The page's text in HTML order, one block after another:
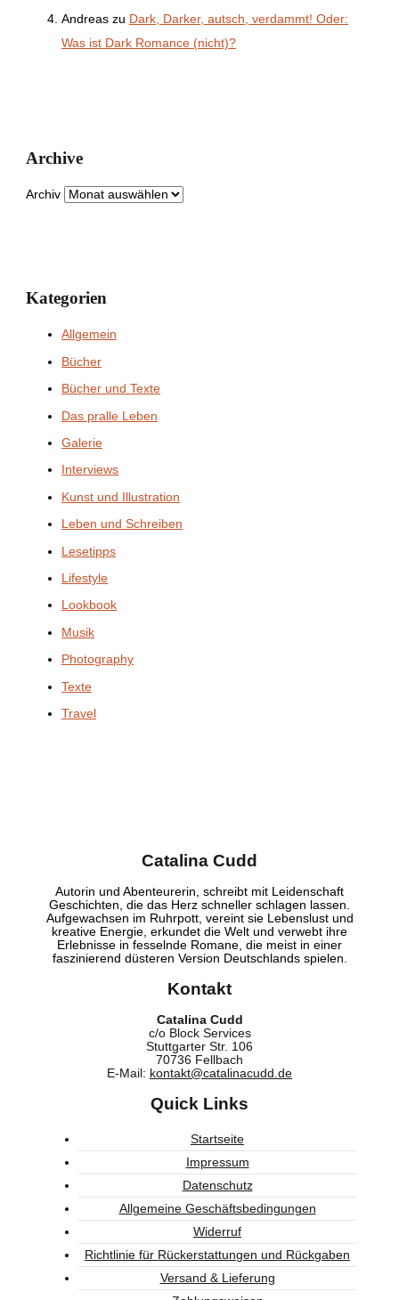
Andreas zu Dark, Darker, autsch, verdammt! Oder:
Was ist Dark Romance (nicht)?
Archive
Archiv
Kategorien
Allgemein
Bücher
Bücher und Texte
Das pralle Leben
Galerie
Interviews
Kunst und Illustration
Leben und Schreiben
Lesetipps
Lifestyle
Lookbook
Musik
Photography
Texte
Travel
Catalina Cudd
Autorin und Abenteurerin, schreibt mit Leidenschaft
Geschichten, die das Herz schneller schlagen lassen.
Aufgewachsen im Ruhrpott, vereint sie Lebenslust und
kreative Energie, erkundet die Welt und verwebt ihre
Erlebnisse in fesselnde Romane, die meist in einer
faszinierend düsteren Version Deutschlands spielen.
Kontakt
Catalina Cudd
c/o Block Services
Stuttgarter Str. 106
70736 Fellbach
E-Mail: kontakt@catalinacudd.de
Quick Links
Startseite
Impressum
Datenschutz
Allgemeine Geschäftsbedingungen
Widerruf
Richtlinie für Rückerstattungen und Rückgaben
Versand & Lieferung